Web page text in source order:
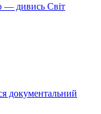
— дивись Світ
документальний